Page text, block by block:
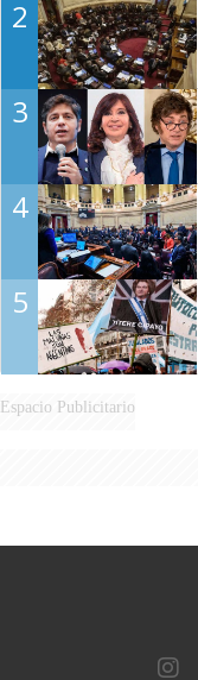
2
3
4
5
Espacio Publicitario